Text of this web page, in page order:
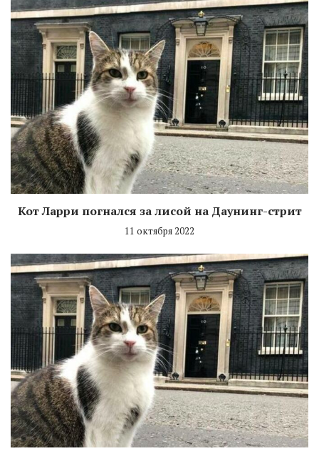
Кот Ларри погнался за лисой на Даунинг-стрит
11 октября 2022